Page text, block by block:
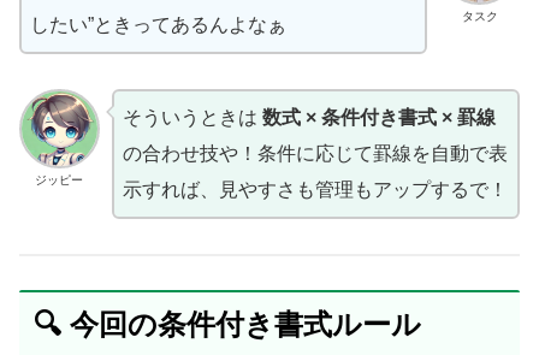
タスク
したい”ときってあるんよなぁ
ジッピー
そういうときは 数式 × 条件付き書式 × 罫線
の合わせ技や！条件に応じて罫線を自動で表
示すれば、見やすさも管理もアップするで！
🔍 今回の条件付き書式ルール